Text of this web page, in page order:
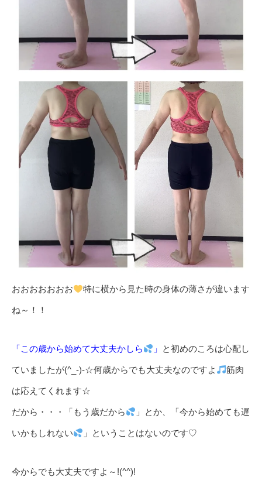
おおおおおおお 特に横から見た時の身体の薄さが違います
ね～！！
「この歳から始めて大丈夫かしら 」 と初めのころは心配し
ていましたが(^_-)-☆何歳からでも大丈夫なのですよ 筋肉
は応えてくれます☆
だから・・・「もう歳だから 」とか、「今から始めても遅
いかもしれない 」ということはないのです♡
今からでも大丈夫ですよ～!(^^)!